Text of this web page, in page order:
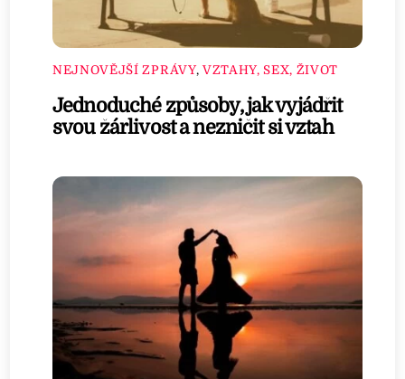
NEJNOVĚJŠÍ ZPRÁVY, VZTAHY, SEX, ŽIVOT
Jednoduché způsoby, jak vyjádřit
svou žárlivost a nezničit si vztah